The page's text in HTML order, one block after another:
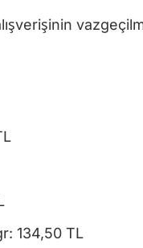
134,50 TL